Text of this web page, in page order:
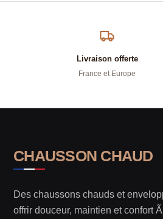
Livraison offerte
France et Europe
CHAUSSON CHAUD
Des chaussons chauds et
offrir douceur, maintien et confort